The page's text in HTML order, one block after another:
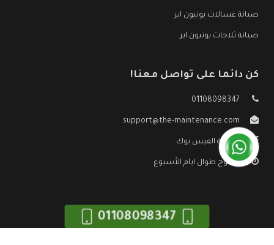
صيانة غسالات يونيون اير
صيانة ثلاجات يونيون اير
كن دائما على تواصل معنا!
01108098347
support@the-maintenance.com
صفحة الفيس بوك
مفتوح طوال ايام الأسبوع
01108098347